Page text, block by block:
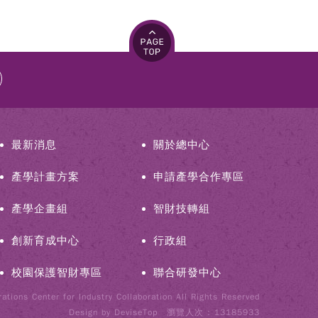
最新消息 關於總中心
產學計畫方案 申請產學合作專區
產學企畫組 智財技轉組
創新育成中心 行政組
校園保護智財專區 聯合研發中心
Center for Industry Collaboration All Rights Reserved
Design by DeviseTop 瀏覽人次 : 13185933